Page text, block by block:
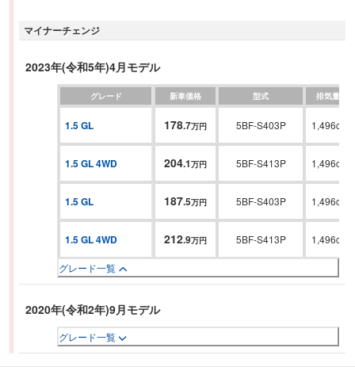
マイナーチェンジ
2023年(令和5年)4月モデル
グレード 新車価格 型式 排気量
1.5 GL 178.7万円 5BF-S403P 1,496cc
1.5 GL 4WD 204.1万円 5BF-S413P 1,496cc
1.5 GL 187.5万円 5BF-S403P 1,496cc
1.5 GL 4WD 212.9万円 5BF-S413P 1,496cc
グレード一覧
2020年(令和2年)9月モデル
グレード一覧